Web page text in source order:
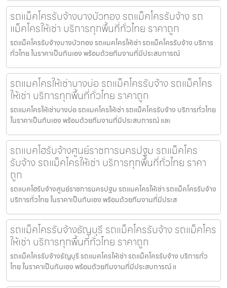
รถแม็คโครรับจ้างบางบัวทอง รถแม็คโครรับจ้าง รถ
แม็คโครให้เช่า บริการทุกพื้นที่ทั่วไทย ราคาถูก
รถแม็คโครรับจ้างบางบัวทอง รถแมคโครให้เช่า รถแม็คโครรับจ้าง บริการ
ทั่วไทย ในราคาเป็นกันเอง พร้อมด้วยทีมงานที่มีประสบการณ์
รถแมคโครให้เช่าบางบ่อ รถแม็คโครรับจ้าง รถแม็คโคร
ให้เช่า บริการทุกพื้นที่ทั่วไทย ราคาถูก
รถแมคโครให้เช่าบางบ่อ รถแมคโครให้เช่า รถแม็คโครรับจ้าง บริการทั่วไทย
ในราคาเป็นกันเอง พร้อมด้วยทีมงานที่มีประสบการณ์ และ
รถแบคโฮรับจ้างศูนย์ราชการนครปฐม รถแม็คโคร
รับจ้าง รถแม็คโครให้เช่า บริการทุกพื้นที่ทั่วไทย ราคา
ถูก
รถแบคโฮรับจ้างศูนย์ราชการนครปฐม รถแมคโครให้เช่า รถแม็คโครรับจ้าง
บริการทั่วไทย ในราคาเป็นกันเอง พร้อมด้วยทีมงานที่มีประส
รถแม็คโครรับจ้างธัญบุรี รถแม็คโครรับจ้าง รถแม็คโคร
ให้เช่า บริการทุกพื้นที่ทั่วไทย ราคาถูก
รถแม็คโครรับจ้างธัญบุรี รถแมคโครให้เช่า รถแม็คโครรับจ้าง บริการทั่ว
ไทย ในราคาเป็นกันเอง พร้อมด้วยทีมงานที่มีประสบการณ์ แ